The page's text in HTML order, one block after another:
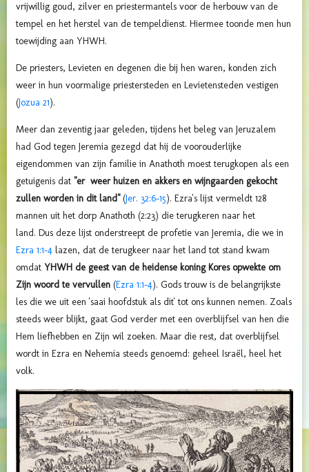
vrijwillig goud, zilver en priestermantels voor de herbouw van de
tempel en het herstel van de tempeldienst. Hiermee toonde men hun
toewijding aan YHWH.
De priesters, Levieten en degenen die bij hen waren, konden zich
weer in hun voormalige priestersteden en Levietensteden vestigen
(Jozua 21).
Meer dan zeventig jaar geleden, tijdens het beleg van Jeruzalem
had God tegen Jeremia gezegd dat hij de voorouderlijke
eigendommen van zijn familie in Anathoth moest terugkopen als een
getuigenis dat "er weer huizen en akkers en wijngaarden gekocht
zullen worden in dit land"(Jer. 32:6-15). Ezra's lijst vermeldt 128
mannen uit het dorp Anathoth (2:23) die terugkeren naar het
land. Dus deze lijst onderstreept de profetie van Jeremia, die we in
Ezra 1:1-4 lazen, dat de terugkeer naar het land tot stand kwam
omdat YHWH de geest van de heidense koning Kores opwekte om
Zijn woord te vervullen (Ezra 1:1-4). Gods trouw is de belangrijkste
les die we uit een 'saai hoofdstuk als dit' tot ons kunnen nemen. Zoals
steeds weer blijkt, gaat God verder met een overblijfsel van hen die
Hem liefhebben en Zijn wil zoeken. Maar die rest, dat overblijfsel
wordt in Ezra en Nehemia steeds genoemd: geheel Israël, heel het
volk.